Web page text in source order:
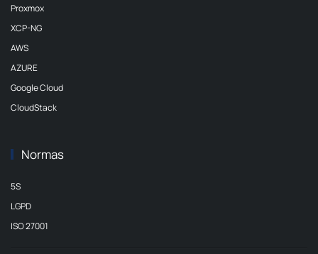
Proxmox
XCP-NG
AWS
AZURE
Google Cloud
CloudStack
Normas
5S
LGPD
ISO 27001